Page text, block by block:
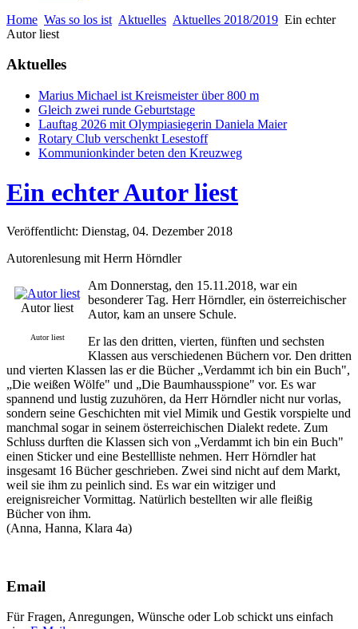
Home Was so los ist Aktuelles Aktuelles 2018/2019 Ein echter
Autor liest
Aktuelles
Marius Michael ist Kreismeister über 800 m
Gleich zwei runde Geburtstage
Lauftag 2026 mit Olympiasiegerin Daniela Maier
Rotary Club verschenkt Lesestoff
Kommunionkinder beten den Kreuzweg
Ein echter Autor liest
Veröffentlicht: Dienstag, 04. Dezember 2018
Autorenlesung mit Herrn Hörndler
Autor liest
Autor liest
Am Donnerstag, den 15.11.2018, war ein
besonderer Tag. Herr Hörndler, ein österreichischer
Autor, kam an unsere Schule.
Er las den dritten, vierten, fünften und sechsten
Klassen aus verschiedenen Büchern vor. Den dritten
und vierten Klassen las er die Bücher „Verdammt ich bin ein Buch",
„Die weißen Wölfe" und „Die Baumhausspione" vor. Es war
spannend und lustig zuzuhören, da Herr Hörndler nicht nur vorlas,
sondern seine Geschichten mit viel Mimik und Gestik vorspielte und
manchmal sogar in seinem österreichischen Dialekt redete. Zum
Schluss durften die Klassen sich von „Verdammt ich bin ein Buch"
einen Sticker und eine Bestellliste nehmen. Herr Hörndler hat
insgesamt 16 Bücher geschrieben. Zwei sind nicht auf dem Markt,
weil sie ihm zu peinlich sind. Es war ein witziger und
ereignisreicher Vormittag. Natürlich bestellten wir alle fleißig
Bücher von ihm.
(Anna, Hanna, Klara 4a)
Email
Für Fragen, Anregungen, Wünsche oder Lob schickt uns einfach